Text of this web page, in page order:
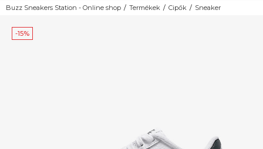
Buzz Sneakers Station - Online shop Termékek Cipők Sneaker
-15%